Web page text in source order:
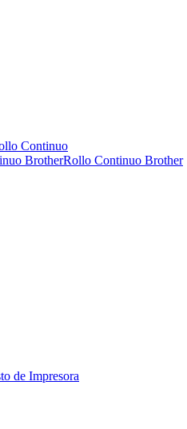
Continuo
Rollo Continuo Brother
de Impresora